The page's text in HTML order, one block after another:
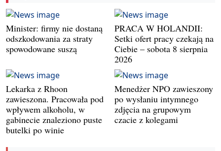
Minister: firmy nie dostaną
odszkodowania za straty
spowodowane suszą
PRACA W HOLANDII:
Setki ofert pracy czekają na
Ciebie – sobota 8 sierpnia
2026
Lekarka z Rhoon
zawieszona. Pracowała pod
wpływem alkoholu, w
gabinecie znaleziono puste
butelki po winie
Menedżer NPO zawieszony
po wysłaniu intymnego
zdjęcia na grupowym
czacie z kolegami